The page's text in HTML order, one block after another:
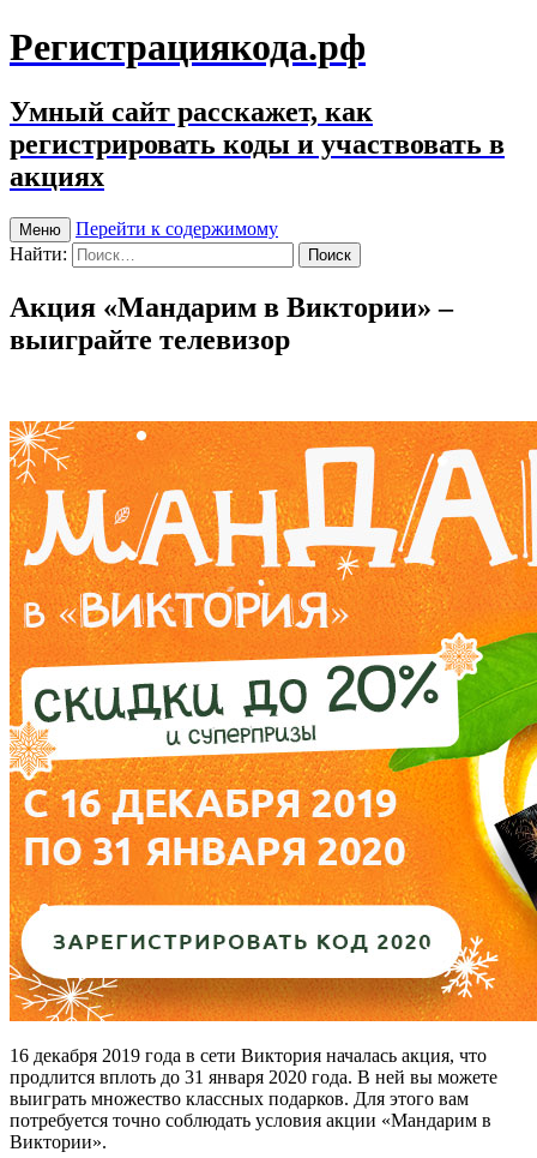
Регистрациякода.рф
Умный сайт расскажет, как
регистрировать коды и участвовать в
акциях
Меню
Перейти к содержимому
Найти:
Акция «Мандарим в Виктории» –
выиграйте телевизор
16 декабря 2019 года в сети Виктория началась акция, что
продлится вплоть до 31 января 2020 года. В ней вы можете
выиграть множество классных подарков. Для этого вам
потребуется точно соблюдать условия акции «Мандарим в
Виктории».